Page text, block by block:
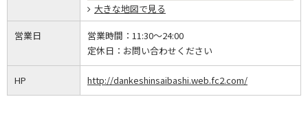
大きな地図で見る
営業日 営業時間： 11:30～24:00
定休日： お問い合わせください
HP http://dankeshinsaibashi.web.fc2.com/